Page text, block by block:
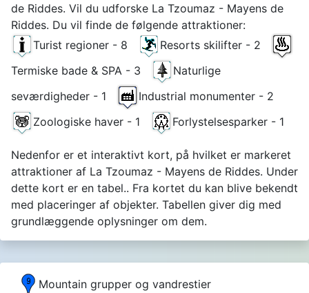
de Riddes. Vil du udforske La Tzoumaz - Mayens de
Riddes. Du vil finde de følgende attraktioner:
Turist regioner - 8
Resorts skilifter - 2
Termiske bade & SPA - 3
Naturlige
seværdigheder - 1
Industrial monumenter - 2
Zoologiske haver - 1
Forlystelsesparker - 1
Nedenfor er et interaktivt kort, på hvilket er markeret
attraktioner af La Tzoumaz - Mayens de Riddes. Under
dette kort er en tabel.. Fra kortet du kan blive bekendt
med placeringer af objekter. Tabellen giver dig med
grundlæggende oplysninger om dem.
Mountain grupper og vandrestier